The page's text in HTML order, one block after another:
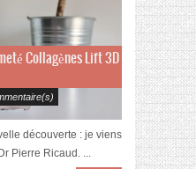
Collagènes Lift 3D
découverte : je viens
Pierre Ricaud. ...